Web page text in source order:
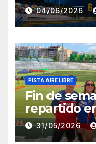
04/06/2026
PISTA AIRE LIBRE
Fin de
repartido
Zaragoza y
Club
31/05/2026